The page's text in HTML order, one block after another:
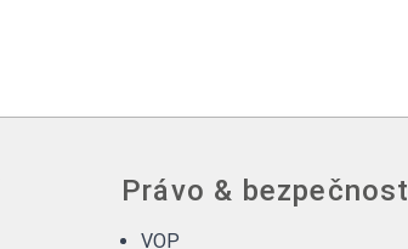
Právo & bezpečnost
VOP